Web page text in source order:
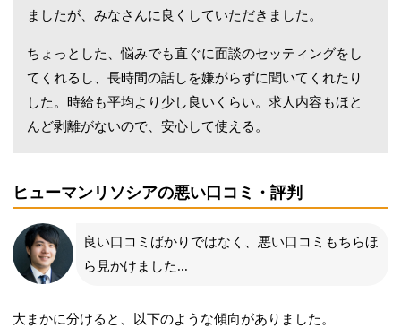
ましたが、みなさんに良くしていただきました。
ちょっとした、悩みでも直ぐに面談のセッティングをし
てくれるし、長時間の話しを嫌がらずに聞いてくれたり
した。時給も平均より少し良いくらい。求人内容もほと
んど剥離がないので、安心して使える。
ヒューマンリソシアの悪い口コミ・評判
良い口コミばかりではなく、悪い口コミもちらほ
ら見かけました...
大まかに分けると、以下のような傾向がありました。